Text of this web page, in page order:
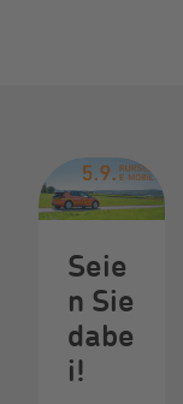
Seie
n Sie
dabe
i!